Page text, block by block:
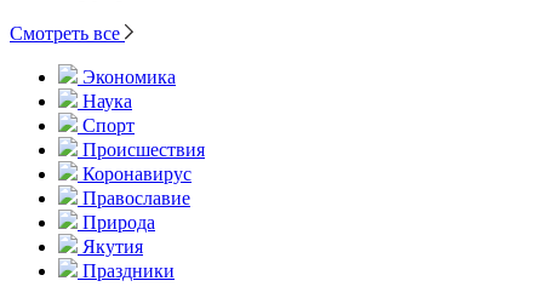
Смотреть все
Экономика
Наука
Спорт
Происшествия
Коронавирус
Православие
Природа
Якутия
Праздники